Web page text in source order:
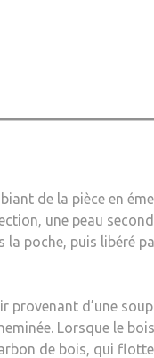
de la pièce en
une peau
poche, puis libéré
d’une
Lorsque le
de bois, qui